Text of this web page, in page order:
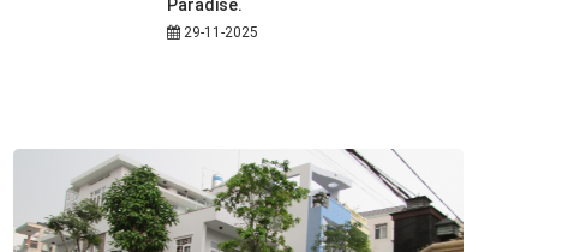
Paradise.
29-11-2025